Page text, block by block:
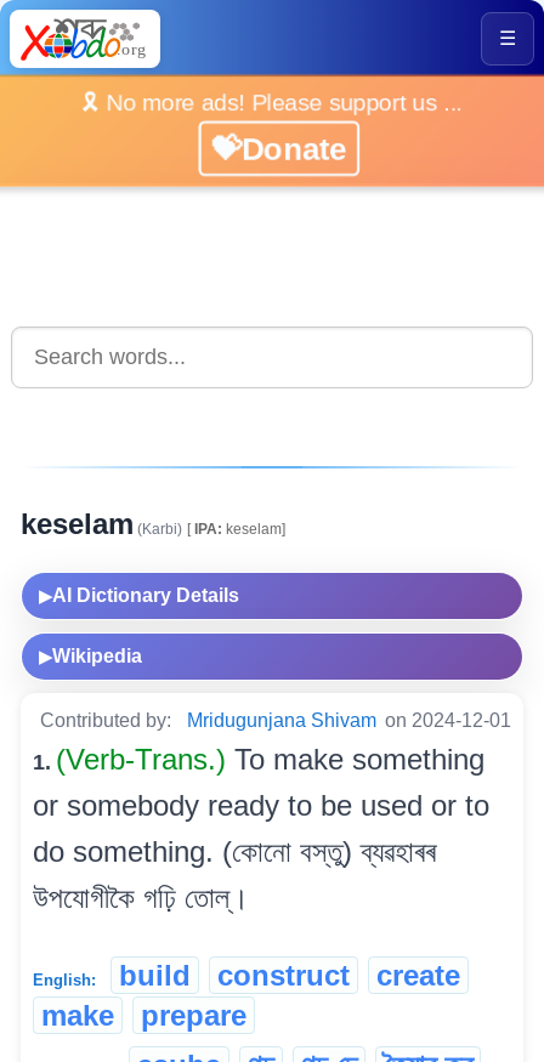
☰
🎗️ No more ads! Please support us ...
💝Donate
keselam (Karbi) [IPA: keselam]
▶AI Dictionary Details
▶Wikipedia
Contributed by: Mridugunjana Shivam on 2024-12-01
1. (Verb-Trans.) To make something
or somebody ready to be used or to
do something. (কোনো বস্তু) ব্যৱহাৰৰ
উপযোগীকৈ গঢ়ি তোল্।
English: build construct
create
make
prepare